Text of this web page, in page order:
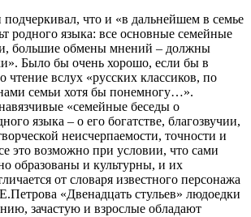
что и «в дальнейшем в семье
родного языка: все основные семейные
большие обмены мнений – должны
Было бы очень хорошо, если бы в
чтение вслух «русских классиков, по
семьи хотя бы понемногу…».
«семейные беседы о
языка – о его богатстве, благозвучии,
неисчерпаемости, точности и
это возможно при условии, что сами
образованы и культурны, и их
от словаря известного персонажа
«Двенадцать стульев» людоедки
зачастую и взрослые обладают